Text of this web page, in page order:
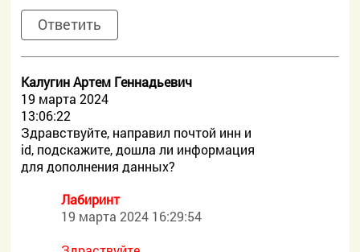
Ответить
Калугин Артем Геннадьевич
19 марта 2024
13:06:22
Здравствуйте, направил почтой инн и
id, подскажите, дошла ли информация
для дополнения данных?
Лабиринт
19 марта 2024 16:29:54